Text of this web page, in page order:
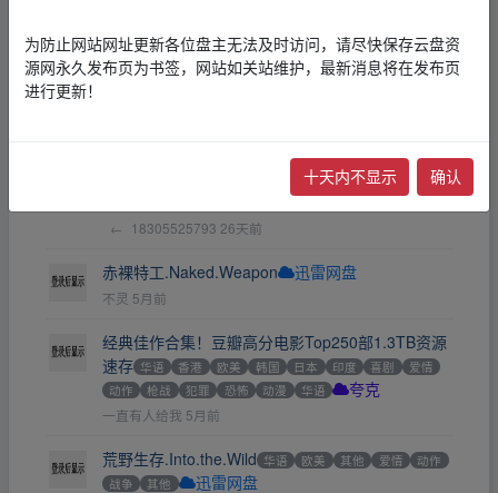
得闲谨制.2025（4K+1080P）国语中字.肖战+彭昱
畅+周依然+
傻儿师长.2026.（4K+1080P）国语中字.附老版1-3
战争 AL BD
夸克
← 18305525793 26天前
赤裸特工.Naked.Weapon 迅雷网盘
不灵 5月前
经典佳作合集！豆瓣高分电影Top250部1.3TB资源
速存 华语 香港 欧美 韩国 日本 印度 喜剧
爱情
动作
枪战 犯罪 恐怖 动漫 华语 夸克
一直有人给我 5月前
荒野生存.Into.the.Wild 华语 欧美 其他 爱情
动作
战争
其他 迅雷网盘
为防止网站网址更新各位盘主无法及时访问，请尽快保存云盘资
源网永久发布页为书签，网站如关站维护，最新消息将在发布页
进行更新！
十天内不显示 确认